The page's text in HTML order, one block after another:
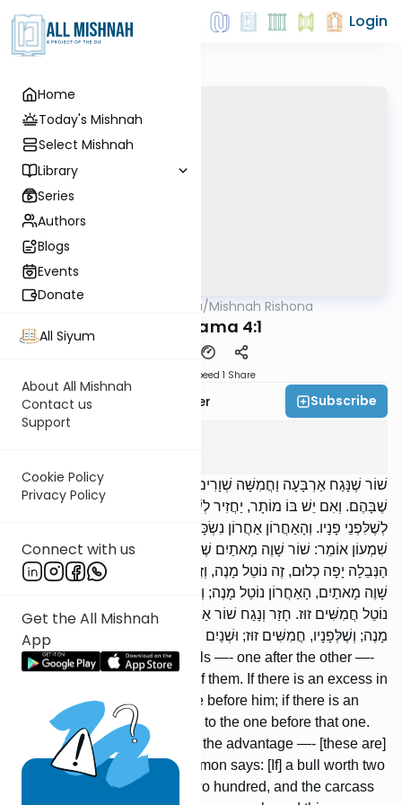
Home
Today's Mishnah
Select Mishnah
Library
Series
Authors
Blogs
Events
Donate
All Siyum
About All Mishnah
Contact us
Support
Cookie Policy
Privacy Policy
Connect with us
Get the All Mishnah
App
Login
AllMishna/Mishnah Rishona
Bava Kama 4:1
Speed 1 Share
Rabbi Fishel Shechter Subscribe
שׁוֹר שֶׁנָּגַח אַרְבָּעָה וַחֲמִשָּׁה שְׁוָרִים — זֶה אַחַר זֶה — יְשַׁלֵּם לָאַחֲרוֹן
שֶׁבָּהֶם. וְאִם יֵשׁ בּוֹ מוֹתָר, יַחֲזִיר לְשֶׁלְּפָנָיו; וְאִם יֵשׁ בּוֹ מוֹתָר, יַחֲזִיר
לְשֶׁלִּפְנֵי פָנָיו. וְהָאַחֲרוֹן אַחֲרוֹן נִשְׂכָּר — דִּבְרֵי רַבִּי מֵאִיר. רַבִּי
שִׁמְעוֹן אוֹמֵר: שׁוֹר שָׁוֶה מָאתַיִם שֶׁנָּגַח שׁוֹר שָׁוֶה מָאתַיִם, וְאֵין
הַנְּבֵלָה יָפָה כְלוּם, זֶה נוֹטֵל מָנֶה, וְזֶה נוֹטֵל מָנֶה. חָזַר וְנָגַח שׁוֹר אַחֵר
שָׁוֶה מָאתַיִם, הָאַחֲרוֹן נוֹטֵל מָנֶה; וְשֶׁלְּפָנָיו, זֶה נוֹטֵל חֲמִשִּׁים זוּז, וְזֶה
נוֹטֵל חֲמִשִּׁים זוּז. חָזַר וְנָגַח שׁוֹר אַחֵר שָׁוֶה מָאתַיִם, הָאַחֲרוֹן נוֹטֵל
מָנֶה; וְשֶׁלְּפָנָיו, חֲמִשִּׁים זוּז; וּשְׁנַיִם הָרִאשׁוֹנִים, דִּינַר זָהָב.
[If] a bull gores four or five bulls —- one after the other —-
[its owner] shall pay the last of them. If there is an excess in
it, he shall return [it] to the one before him; if there is an
excess in it, he shall return [it] to the one before that one.
The later the in-jury, the more the advantage —- [these are]
the words of R' Meir. R' Shimon says: [If] a bull worth two
hundred gores a bull worth two hundred, and the carcass